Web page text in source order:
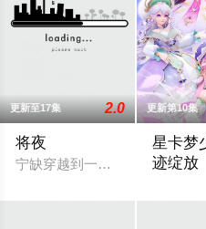
更新至17集 2.0
将夜
宁缺穿越到一个似是而非的大
更新第10集
星卡梦
迹绽放